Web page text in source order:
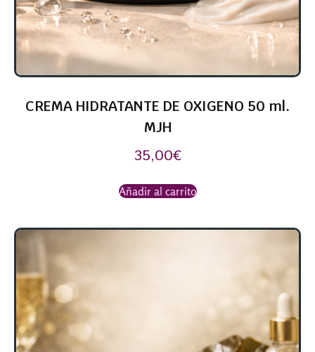
CREMA HIDRATANTE DE OXIGENO 50 ml.
MJH
35,00€
Añadir al carrito